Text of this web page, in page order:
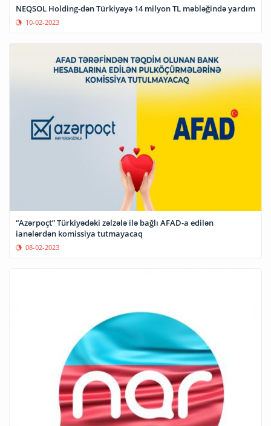
NEQSOL Holding-dən Türkiyəyə 14 milyon TL məbləğində yardım
10-02-2023
“Azərpoçt” Türkiyədəki zəlzələ ilə bağlı AFAD-a edilən
ianələrdən komissiya tutmayacaq
08-02-2023